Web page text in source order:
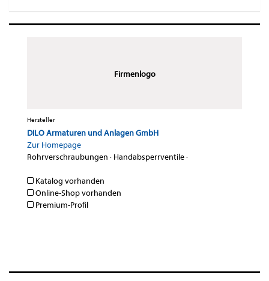
Firmenlogo
Hersteller
DILO Armaturen und Anlagen GmbH
Zur Homepage
Rohrverschraubungen · Handabsperrventile·
Katalog vorhanden
Online-Shop vorhanden
Premium-Profil